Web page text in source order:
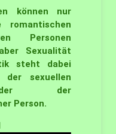
können nur
Personen
Sexualität
steht dabei
sexuellen
der
Person.